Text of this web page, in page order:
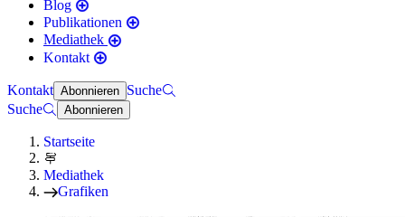
Blog
Publikationen
Mediathek
Kontakt
Kontakt Abonnieren Suche
Suche
Abonnieren
Startseite
Mediathek
Grafiken